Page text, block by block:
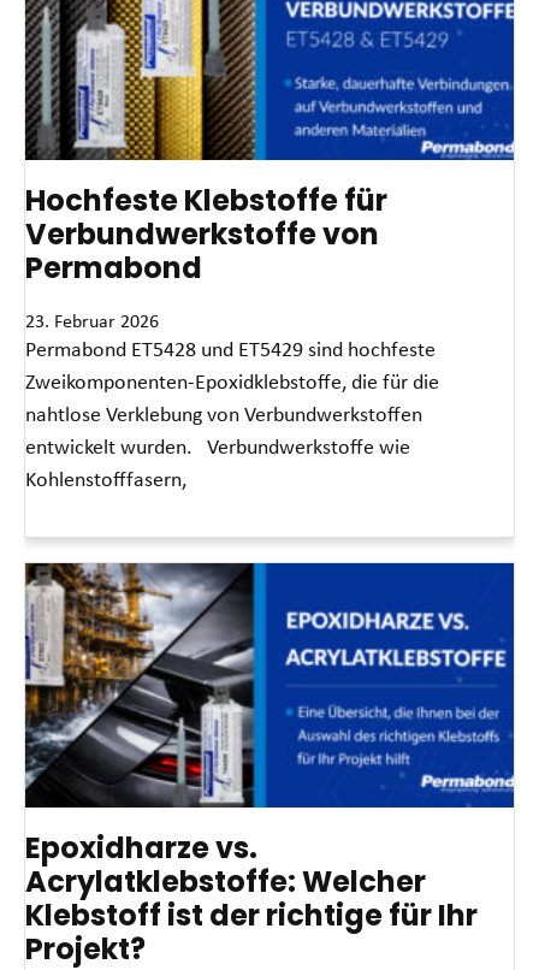
Hochfeste Klebstoffe für
Verbundwerkstoffe von
Permabond
23. Februar 2026
Permabond ET5428 und ET5429 sind hochfeste
Zweikomponenten-Epoxidklebstoffe, die für die
nahtlose Verklebung von Verbundwerkstoffen
entwickelt wurden. Verbundwerkstoffe wie
Kohlenstofffasern,
Epoxidharze vs.
Acrylatklebstoffe: Welcher
Klebstoff ist der richtige für Ihr
Projekt?